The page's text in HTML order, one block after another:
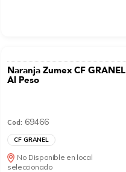
Naranja Zumex CF GRANEL
Al Peso
Cod: 69466
CF GRANEL
No Disponible en local
seleccionado